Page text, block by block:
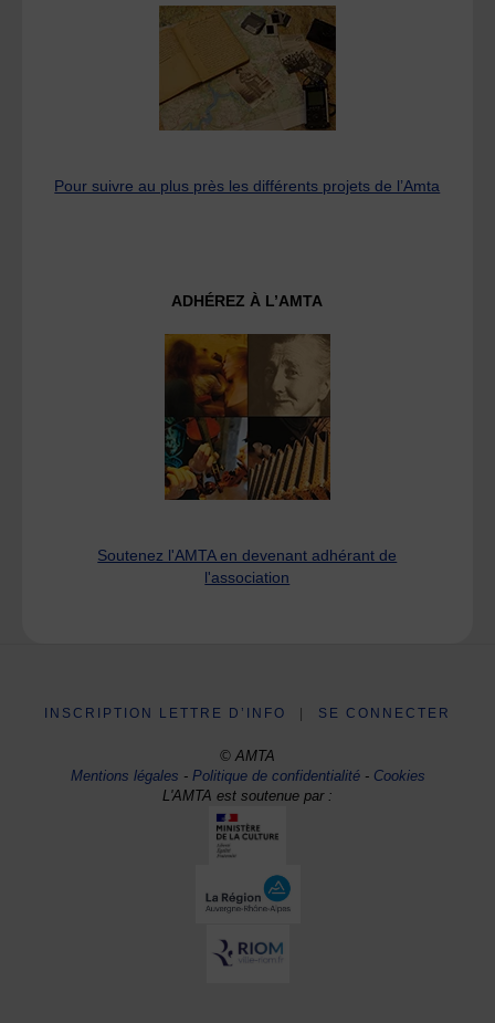
Pour suivre au plus près les différents projets de l’Amta
ADHÉREZ À L’AMTA
Soutenez l'AMTA en devenant adhérant de
l'association
INSCRIPTION LETTRE D’INFO SE CONNECTER
© AMTA
Mentions légales -Politique de confidentialité- Cookies
L'AMTA est soutenue par :